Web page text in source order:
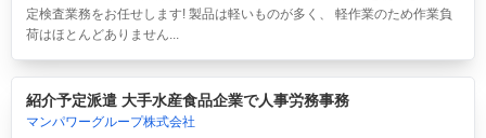
定検査業務をお任せします! 製品は軽いものが多く、 軽作業のため作業負
荷はほとんどありません...
紹介予定派遣 大手水産食品企業で人事労務事務
マンパワーグループ株式会社